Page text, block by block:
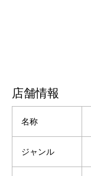
店舗情報
名称
ジャンル